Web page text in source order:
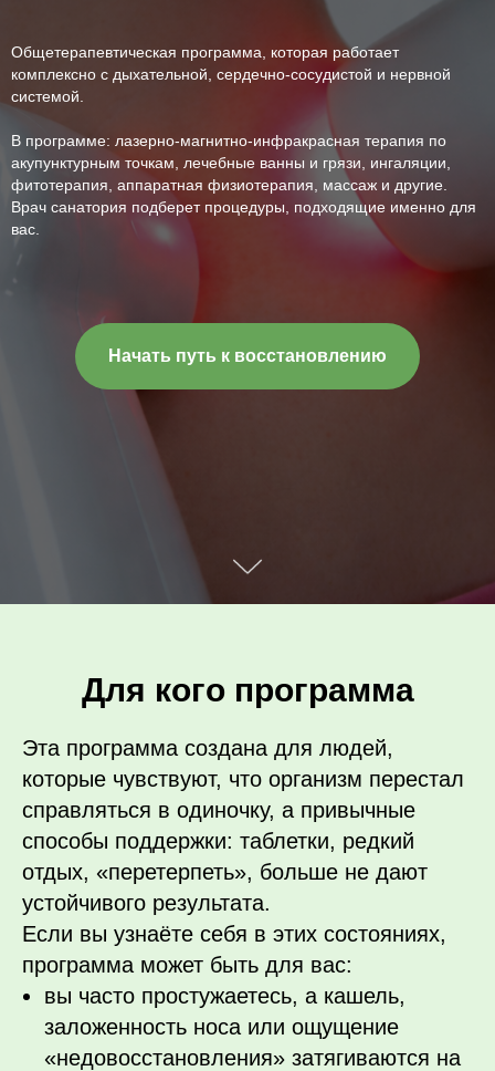
Общетерапевтическая программа, которая работает
комплексно с дыхательной, сердечно-сосудистой и нервной
системой.
В программе: лазерно-магнитно-инфракрасная терапия по
акупунктурным точкам, лечебные ванны и грязи, ингаляции,
фитотерапия, аппаратная физиотерапия, массаж и другие.
Врач санатория подберет процедуры, подходящие именно для
вас.
Начать путь к восстановлению
Для кого программа
Эта программа создана для людей,
которые чувствуют, что организм перестал
справляться в одиночку, а привычные
способы поддержки: таблетки, редкий
отдых, «перетерпеть», больше не дают
устойчивого результата.
Если вы узнаёте себя в этих состояниях,
программа может быть для вас:
вы часто простужаетесь, а кашель,
заложенность носа или ощущение
«недовосстановления» затягиваются на